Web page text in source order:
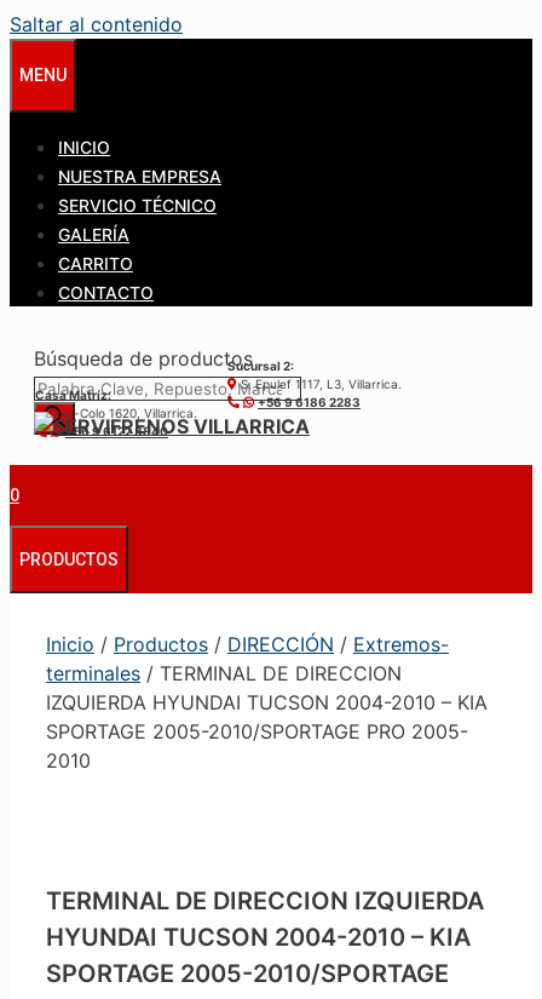
Saltar al contenido
MENU
INICIO
NUESTRA EMPRESA
SERVICIO TÉCNICO
GALERÍA
CARRITO
CONTACTO
Búsqueda de productos
Casa Matríz:
Colo-Colo 1620, Villarrica.
+56 9 6122 3840
Sucursal 2:
S. Epulef 1117, L3, Villarrica.
+56 9 6186 2283
0
PRODUCTOS
Inicio / Productos / DIRECCIÓN / Extremos-
terminales / TERMINAL DE DIRECCION
IZQUIERDA HYUNDAI TUCSON 2004-2010 – KIA
SPORTAGE 2005-2010/SPORTAGE PRO 2005-
2010
TERMINAL DE DIRECCION IZQUIERDA
HYUNDAI TUCSON 2004-2010 – KIA
SPORTAGE 2005-2010/SPORTAGE